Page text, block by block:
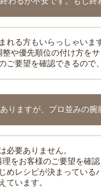
れる方もいらっしゃいま
や優先順位の付け方をサ
ご要望を確認できるので
りますが、プロ並みの腕
必要ありません。
をお客様のご要望を確
めレシピが決まってい
ています。